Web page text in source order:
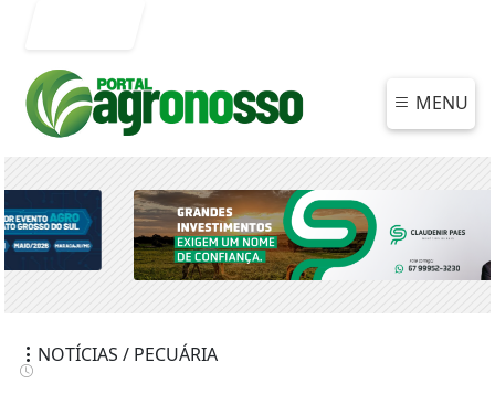
MENU
NOTÍCIAS / PECUÁRIA